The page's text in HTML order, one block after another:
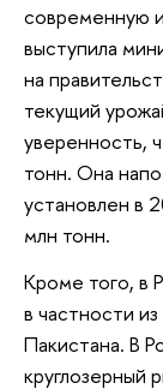
современную
выступила
на
текущий
уверенность,
тонн. Она
установлен в
млн тонн.
Кроме того, в
в частности
Пакистана. В
круглозерный